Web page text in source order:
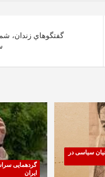
گفتگوهاي زندان،
سیاسی در
گردهمایی
ایران